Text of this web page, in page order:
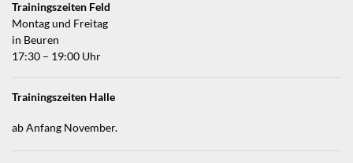
Trainingszeiten Feld
Montag und Freitag
in Beuren
17:30 – 19:00 Uhr
Trainingszeiten Halle
ab Anfang November.